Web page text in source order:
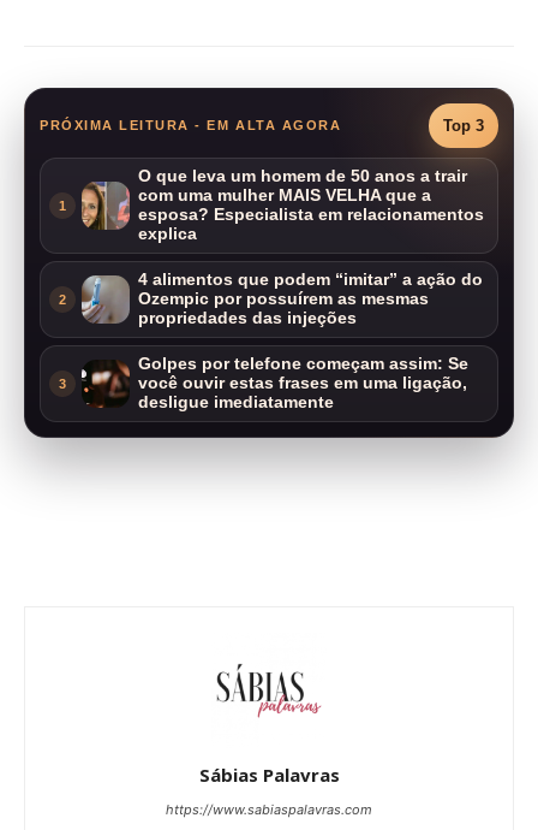
PRÓXIMA LEITURA - EM ALTA AGORA Top 3
1
O que leva um homem de 50 anos a trair
com uma mulher MAIS VELHA que a
esposa? Especialista em relacionamentos
explica
2
4 alimentos que podem “imitar” a ação do
Ozempic por possuírem as mesmas
propriedades das injeções
3
Golpes por telefone começam assim: Se
você ouvir estas frases em uma ligação,
desligue imediatamente
Sábias Palavras
https://www.sabiaspalavras.com